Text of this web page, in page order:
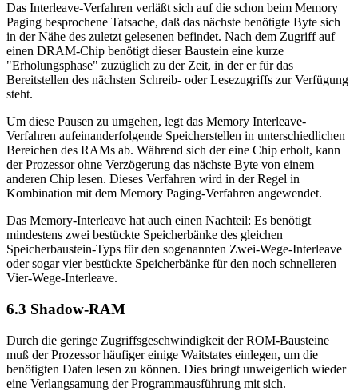
Das Interleave-Verfahren verläßt sich auf die schon beim Memory
Paging besprochene Tatsache, daß das nächste benötigte Byte sich
in der Nähe des zuletzt gelesenen befindet. Nach dem Zugriff auf
einen DRAM-Chip benötigt dieser Baustein eine kurze
"Erholungsphase" zuzüglich zu der Zeit, in der er für das
Bereitstellen des nächsten Schreib- oder Lesezugriffs zur Verfügung
steht.
Um diese Pausen zu umgehen, legt das Memory Interleave-
Verfahren aufeinanderfolgende Speicherstellen in unterschiedlichen
Bereichen des RAMs ab. Während sich der eine Chip erholt, kann
der Prozessor ohne Verzögerung das nächste Byte von einem
anderen Chip lesen. Dieses Verfahren wird in der Regel in
Kombination mit dem Memory Paging-Verfahren angewendet.
Das Memory-Interleave hat auch einen Nachteil: Es benötigt
mindestens zwei bestückte Speicherbänke des gleichen
Speicherbaustein-Typs für den sogenannten Zwei-Wege-Interleave
oder sogar vier bestückte Speicherbänke für den noch schnelleren
Vier-Wege-Interleave.
6.3 Shadow-RAM
Durch die geringe Zugriffsgeschwindigkeit der ROM-Bausteine
muß der Prozessor häufiger einige Waitstates einlegen, um die
benötigten Daten lesen zu können. Dies bringt unweigerlich wieder
eine Verlangsamung der Programmausführung mit sich.